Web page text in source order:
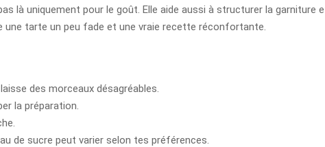
là uniquement pour le goût. Elle aide aussi à structurer la garniture
tarte un peu fade et une vraie recette réconfortante.
des morceaux désagréables.
la préparation.
de sucre peut varier selon tes préférences.